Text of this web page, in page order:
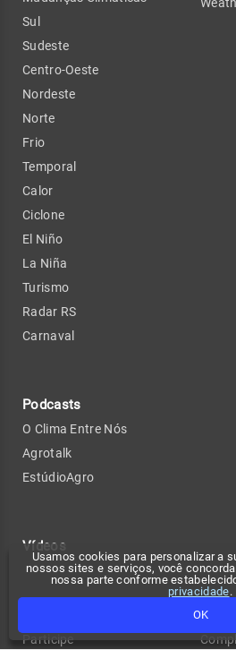
Usamos cookies para personalizar a
nossos sites e serviços, você
nossa parte conforme
privacidade.
OK
Sul
Sudeste
Centro-Oeste
Nordeste
Norte
Frio
Temporal
Calor
Ciclone
El Niño
La Niña
Turismo
Radar RS
Carnaval
Podcasts
O Clima Entre Nós
Agrotalk
EstúdioAgro
Vídeos
Participe